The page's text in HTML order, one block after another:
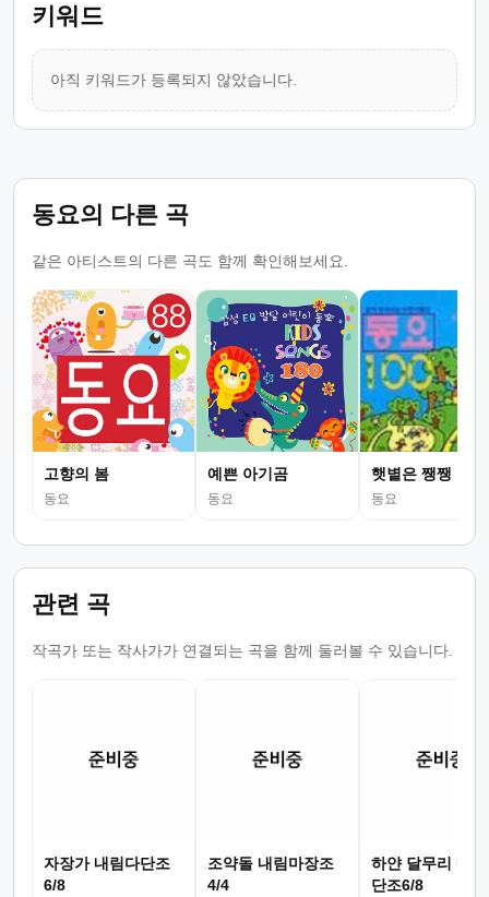
키워드
아직 키워드가 등록되지 않았습니다.
동요의 다른 곡
같은 아티스트의 다른 곡도 함께 확인해보세요.
고향의 봄
동요
예쁜 아기곰
동요
햇볕은 쨍쨍
동요
관련 곡
작곡가 또는 작사가가 연결되는 곡을 함께 둘러볼 수 있습니다.
자장가 내림다단조
6/8
조약돌 내림마장조
4/4
하얀 달무리 내
단조6/8